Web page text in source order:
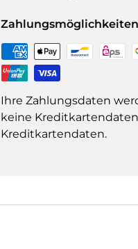
Zahlungsmöglichkeiten
Ihre Zahlungsdaten
keine
Kreditkartendaten.